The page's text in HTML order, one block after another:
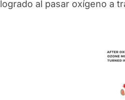
logrado al pasar oxígeno a